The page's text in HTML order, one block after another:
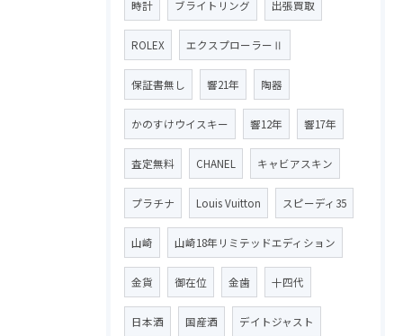
時計 ブライトリング 出張買取
ROLEX エクスプローラーⅡ
保証書無し 響21年 陶器
かのすけウイスキー 響12年 響17年
査定無料 CHANEL キャビアスキン
プラチナ Louis Vuitton スピーディ35
山崎 山崎18年リミテッドエディション
金貨 御在位 金歯 十四代
日本酒 国産酒 デイトジャスト